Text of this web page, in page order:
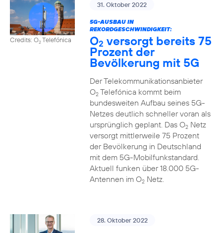
Credits: O2Telefónica
31. Oktober 2022
5G-AUSBAU IN
REKORDGESCHWINDIGKEIT:
O2 versorgt bereits 75
Prozent der
Bevölkerung mit 5G
Der Telekommunikationsanbieter
O2Telefónica kommt beim
bundesweiten Aufbau seines 5G-
Netzes deutlich schneller voran als
ursprünglich geplant. Das O2Netz
versorgt mittlerweile 75 Prozent
der Bevölkerung in Deutschland
mit dem 5G-Mobilfunkstandard.
Aktuell funken über 18.000 5G-
Antennen im O2Netz.
28. Oktober 2022